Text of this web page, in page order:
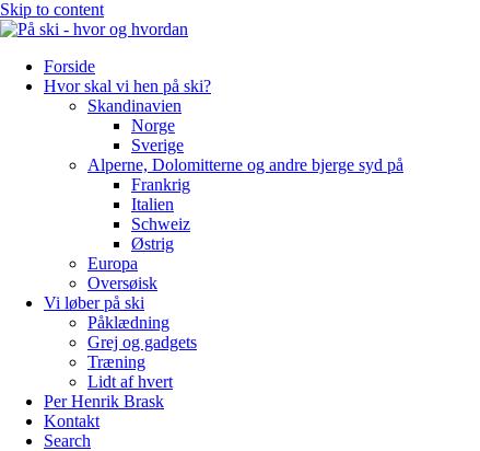
Skip to content
Forside
Hvor skal vi hen på ski?
Skandinavien
Norge
Sverige
Alperne, Dolomitterne og andre bjerge syd på
Frankrig
Italien
Schweiz
Østrig
Europa
Oversøisk
Vi løber på ski
Påklædning
Grej og gadgets
Træning
Lidt af hvert
Per Henrik Brask
Kontakt
Search